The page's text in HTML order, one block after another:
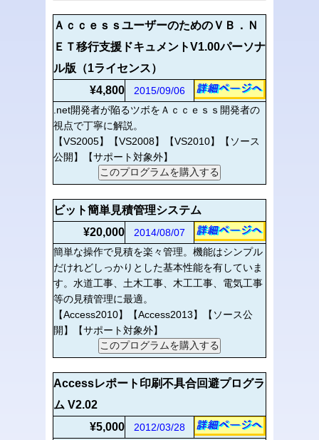
ＡｃｃｅｓｓユーザーのためのＶＢ．Ｎ
ＥＴ移行支援ドキュメントV1.00パーソナ
ル版（1ライセンス）
¥4,800
2015/09/06
.net開発者が陥るツボをＡｃｃｅｓｓ開発者の
視点で丁寧に解説。
【VS2005】【VS2008】【VS2010】【ソース
公開】【サポート対象外】
ビット簡単見積管理システム
¥20,000
2014/08/07
簡単な操作で見積を楽々管理。機能はシンプル
だけれどしっかりとした基本性能を有していま
す。水道工事、土木工事、木工工事、電気工事
等の見積管理に最適。
【Access2010】【Access2013】【ソース公
開】【サポート対象外】
Accessレポート印刷不具合回避プログラ
ム V2.02
¥5,000
2012/03/28